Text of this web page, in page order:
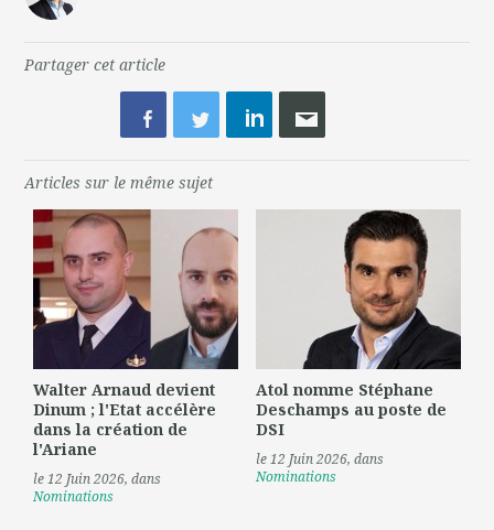
Partager cet article
Articles sur le même sujet
Walter Arnaud devient
Dinum ; l'Etat accélère
dans la création de
l'Ariane
le 12 Juin 2026, dans
Nominations
Atol nomme Stéphane
Deschamps au poste de
DSI
le 12 Juin 2026, dans
Nominations